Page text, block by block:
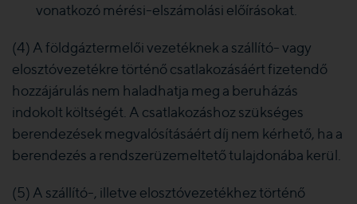
vonatkozó mérési-elszámolási előírásokat.
(4) A földgáztermelői vezetéknek a szállító- vagy
elosztóvezetékre történő csatlakozásáért fizetendő
hozzájárulás nem haladhatja meg a beruházás
indokolt költségét. A csatlakozáshoz szükséges
berendezések megvalósításáért díj nem kérhető, ha a
berendezés a rendszerüzemeltető tulajdonába kerül.
(5) A szállító-, illetve elosztóvezetékhez történő